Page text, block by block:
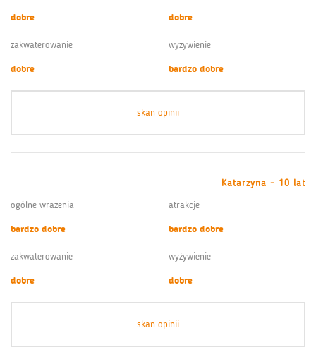
dobre
dobre
zakwaterowanie
dobre
wyżywienie
bardzo dobre
skan opinii
Katarzyna - 10 lat
ogólne wrażenia
bardzo dobre
atrakcje
bardzo dobre
zakwaterowanie
dobre
wyżywienie
dobre
skan opinii